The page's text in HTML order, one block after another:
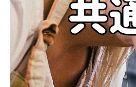
ブログ
お問い合わせ